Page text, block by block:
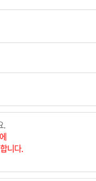
.
니다.